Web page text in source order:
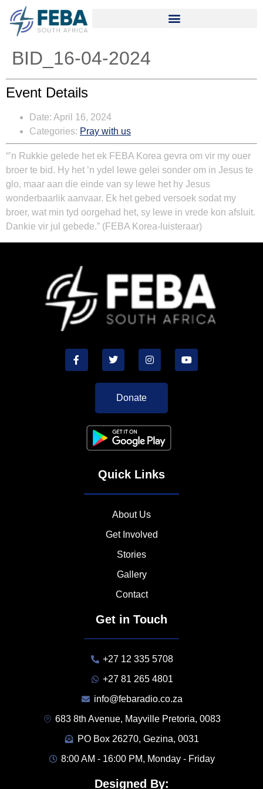
BID_16-04-2024
Event Details
Date: April 16, 2024
Categories: Pray with us
“’n Rukkie gelede het ek FEBA Korea gevra om vir my ouer
broer te bid. Hy het ’n ydel lewe gelei sonder om in Jesus te
glo, maar aan die einde van sy lewe het hy Jesus
wonderbaarlik aanvaar. Ek het gebed versoek sodat my
broer, wat min tyd oorgehad het, sy lewe in vrede kon afsluit.
Dankie vir jul gebede.” (FEBA Korea-luisteraar)
Donate
Quick Links
About Us
Get Involved
Stories
Gallery
Contact
Get in Touch
+27 12 335 5708
+27 81 265 4801
info@febaradio.co.za
683 8th Avenue, Mayville Pretoria, 0083
PO Box 26270, Gezina, 0031
8:00 AM - 16:00 PM, Monday - Friday
Designed By: